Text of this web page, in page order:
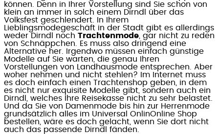
können. Denn in Ihrer Vorstellung sind Sie schon von
klein an immer in solch einem Dirndl über das
Volksfest geschlendert. In Ihrem
Lieblingsmodegeschäft in der Stadt gibt es allerdings
weder Dirndl noch Trachtenmode , gar nicht zu reden
von Schnäppchen. Es muss also dringend eine
Alternative her. Irgendwo müssen einfach günstige
Modelle auf Sie warten, die genau Ihren
Vorstellungen von Landhausmode entsprechen. Aber
woher nehmen und nicht stehlen? Im Internet muss
es doch einfach einen Trachtenshop geben, in dem
es nicht nur exquisite Modelle gibt, sondern auch ein
Dirndl, welches Ihre Reisekasse nicht zu sehr belastet.
Und da Sie von Damenmode bis hin zur Herrenmode
grundsätzlich alles im Universal OnlinOnline Shop
bestellen, wäre es doch gelacht, wenn Sie dort nicht
auch das passende Dirndl fänden.